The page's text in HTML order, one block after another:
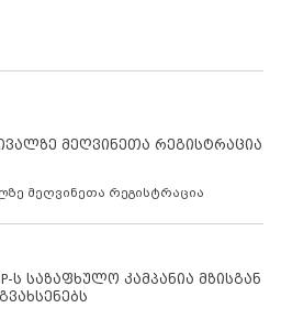
მეღვინეთა რეგისტრაცია
მეღვინეთა რეგისტრაცია
ს საზაფხულო კამპანია მზისგან